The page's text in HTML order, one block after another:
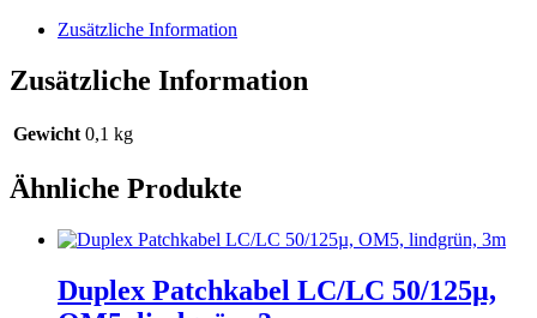
grün
Menge
Zusätzliche Information
Zusätzliche Information
Gewicht 0,1 kg
Ähnliche Produkte
Duplex Patchkabel LC/LC 50/125µ,